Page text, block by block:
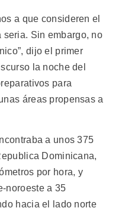
a que consideren el
seria. Sin embargo, no
dijo el primer
la noche del
para
áreas propensas a
a unos 375
Dominicana,
por hora, y
noroeste a 35
hacia el lado norte